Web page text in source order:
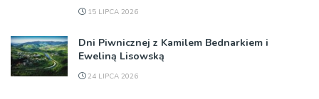
15 LIPCA 2026
Dni Piwnicznej z Kamilem Bednarkiem i
Eweliną Lisowską
24 LIPCA 2026